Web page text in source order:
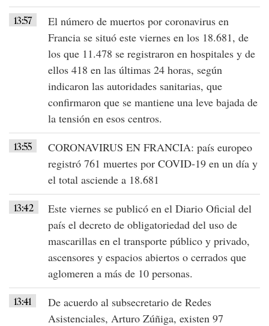
13:57
El número de muertos por coronavirus en
Francia se situó este viernes en los 18.681, de
los que 11.478 se registraron en hospitales y de
ellos 418 en las últimas 24 horas, según
indicaron las autoridades sanitarias, que
confirmaron que se mantiene una leve bajada de
la tensión en esos centros.
13:55
CORONAVIRUS EN FRANCIA: país europeo
registró 761 muertes por COVID-19 en un día y
el total asciende a 18.681
13:42
Este viernes se publicó en el Diario Oficial del
país el decreto de obligatoriedad del uso de
mascarillas en el transporte público y privado,
ascensores y espacios abiertos o cerrados que
aglomeren a más de 10 personas.
13:41
De acuerdo al subsecretario de Redes
Asistenciales, Arturo Zúñiga, existen 97